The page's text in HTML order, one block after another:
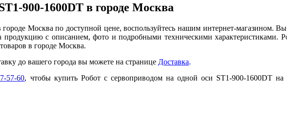
900-1600DT в городе Москва
Москва по доступной цене, воспользуйтесь нашим интернет-магазином.
с описанием, фото и подробными техническими характеристиками.
в городе Москва.
до вашего города вы можете на странице Доставка.
57-60, чтобы купить Робот с сервоприводом на одной оси ST1-900-1600DT на